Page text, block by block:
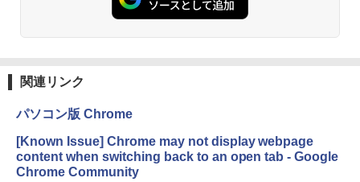
関連リンク
パソコン版 Chrome
[Known Issue] Chrome may not display webpage
content when switching back to an open tab - Google
Chrome Community